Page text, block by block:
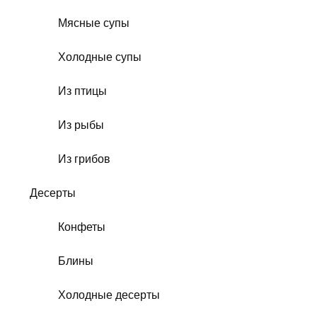
Мясные супы
Холодные супы
Из птицы
Из рыбы
Из грибов
Десерты
Конфеты
Блины
Холодные десерты